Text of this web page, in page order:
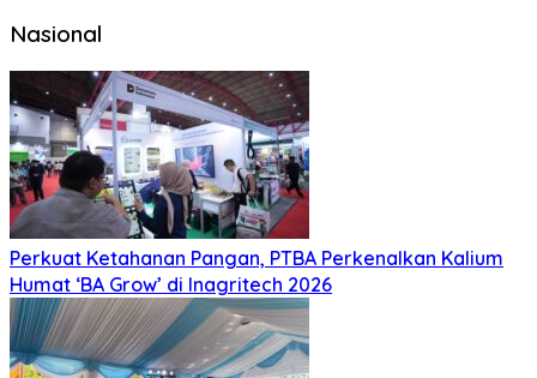
Nasional
Perkuat Ketahanan Pangan, PTBA Perkenalkan Kalium
Humat ‘BA Grow’ di Inagritech 2026